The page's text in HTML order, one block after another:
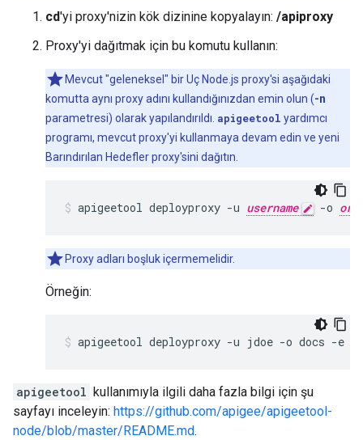
cd'yi proxy'nizin kök dizinine kopyalayın: /apiproxy
Proxy'yi dağıtmak için bu komutu kullanın:
Mevcut "geleneksel" bir Uç Node.js proxy'si aşağıdaki
komutta aynı proxy adını kullandığınızdan emin olun (-n
parametresi) olarak yapılandırıldı. apigeetool yardımcı
programı, mevcut proxy'yi kullanmaya devam edin ve yeni
Barındırılan Hedefler proxy'sini dağıtın.
apigeetool deployproxy -u username -o org
Proxy adları boşluk içermemelidir.
Örneğin:
apigeetool deployproxy -u jdoe -o docs -e
apigeetool kullanımıyla ilgili daha fazla bilgi için şu
sayfayı inceleyin: https://github.com/apigee/apigeetool-
node/blob/master/README.md.